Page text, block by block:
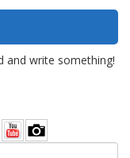
and write something!